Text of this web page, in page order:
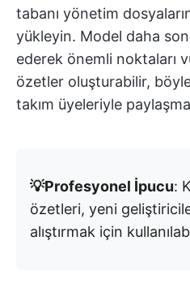
tabanı yönetim
yükleyin. Model daha
ederek önemli noktaları
özetler oluşturabilir,
takım üyeleriyle
💡Profesyonel İpucu:
özetleri, yeni
alıştırmak için